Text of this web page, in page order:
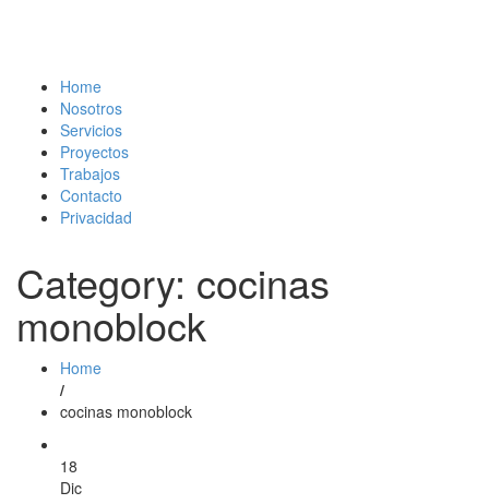
Home
Nosotros
Servicios
Proyectos
Trabajos
Contacto
Privacidad
Category: cocinas
monoblock
Home
/
cocinas monoblock
18
Dic